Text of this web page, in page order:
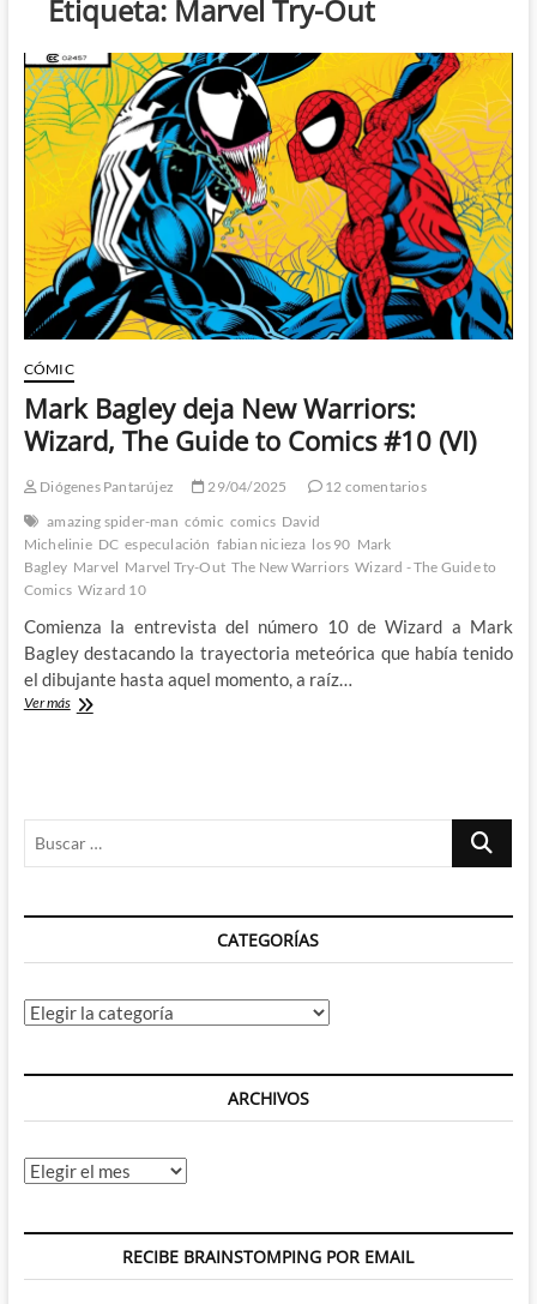
Etiqueta: Marvel Try-Out
CÓMIC
Mark Bagley deja New Warriors:
Wizard, The Guide to Comics #10 (VI)
Diógenes Pantarújez 29/04/2025
12 comentarios
amazing spider-man cómic comics David
Michelinie DC especulación fabian nicieza los 90 Mark
Bagley Marvel Marvel Try-Out The New Warriors Wizard - The Guide to
Comics Wizard 10
Comienza la entrevista del número 10 de Wizard a Mark
Bagley destacando la trayectoria meteórica que había tenido
el dibujante hasta aquel momento, a raíz…
Ver másMark
Guide
#10
Buscar
CATEGORÍAS
Categorías
ARCHIVOS
Archivos
RECIBE BRAINSTOMPING POR EMAIL